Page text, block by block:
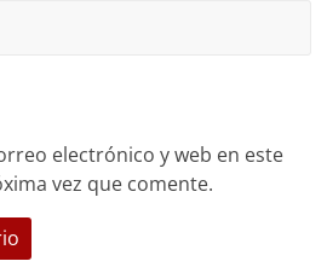
electrónico y web en este
vez que comente.